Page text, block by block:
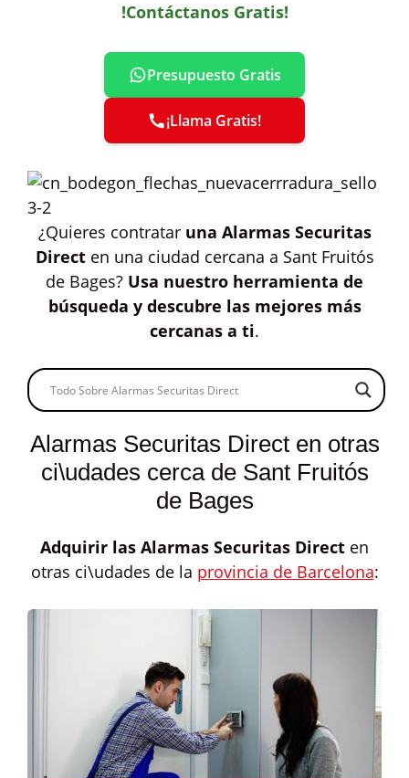
!Contáctanos Gratis!
Presupuesto Gratis
¡Llama Gratis!
¿Quieres contratar una Alarmas Securitas
Directen una ciudad cercana a Sant Fruitós
de Bages? Usa nuestro herramienta de
búsqueda y descubre las mejores más
cercanas a ti.
Alarmas Securitas Direct en otras
ci\udades cerca de Sant Fruitós
de Bages
Adquirir las Alarmas Securitas Direct en
otras ci\udades de la provincia de Barcelona: